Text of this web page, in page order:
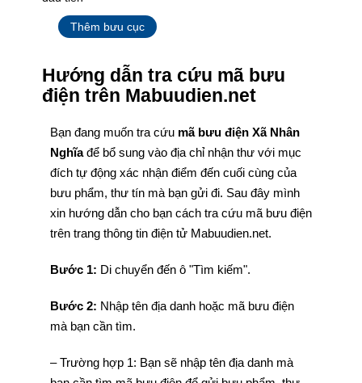
Thêm bưu cục
Hướng dẫn tra cứu mã bưu
điện trên Mabuudien.net
Bạn đang muốn tra cứu mã bưu điện Xã Nhân
Nghĩađể bổ sung vào địa chỉ nhận thư với mục
đích tự động xác nhận điểm đến cuối cùng của
bưu phẩm, thư tín mà bạn gửi đi. Sau đây mình
xin hướng dẫn cho bạn cách tra cứu mã bưu điện
trên trang thông tin điện tử Mabuudien.net.
Bước 1: Di chuyển đến ô "Tìm kiếm".
Bước 2: Nhập tên địa danh hoặc mã bưu điện
mà bạn cần tìm.
– Trường hợp 1: Bạn sẽ nhập tên địa danh mà